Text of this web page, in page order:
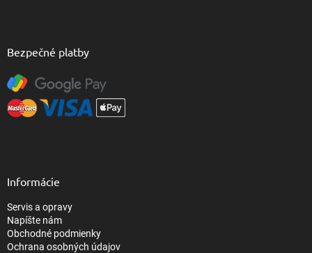
Bezpečné platby
Informácie
Servis a opravy
Napíšte nám
Obchodné podmienky
Ochrana osobných údajov